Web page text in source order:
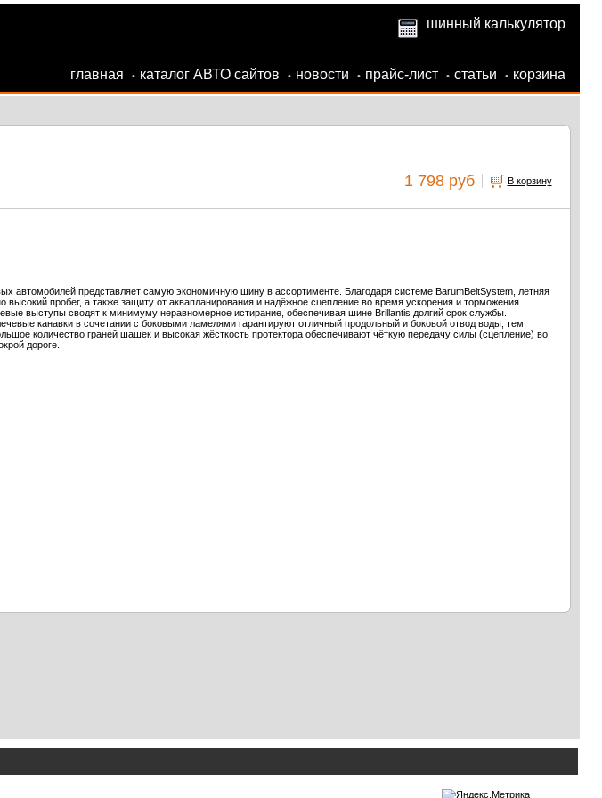
шинный калькулятор
главная • каталог АВТО сайтов • новости • прайс-лист • статьи • корзина
1 798 руб В корзину
автомобилей представляет самую экономичную шину в ассортименте. Благодаря системе BarumBeltSystem, летняя
высокий пробег, а также защиту от аквапланирования и надёжное сцепление во время ускорения и торможения.
выступы сводят к минимуму неравномерное истирание, обеспечивая шине Brillantis долгий срок службы.
канавки в сочетании с боковыми ламелями гарантируют отличный продольный и боковой отвод воды, тем
количество граней шашек и высокая жёсткость протектора обеспечивают чёткую передачу силы (сцепление) во
дороге.